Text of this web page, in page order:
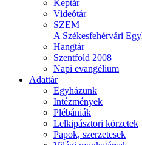
Képtár
Videótár
SZEM
A Székesfehérvári
Hangtár
Szentföld 2008
Napi evangélium
Adattár
Egyházunk
Intézmények
Plébániák
Lelkipásztori körzetek
Papok, szerzetesek